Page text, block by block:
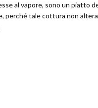
al vapore, sono un piatto
perché tale cottura non